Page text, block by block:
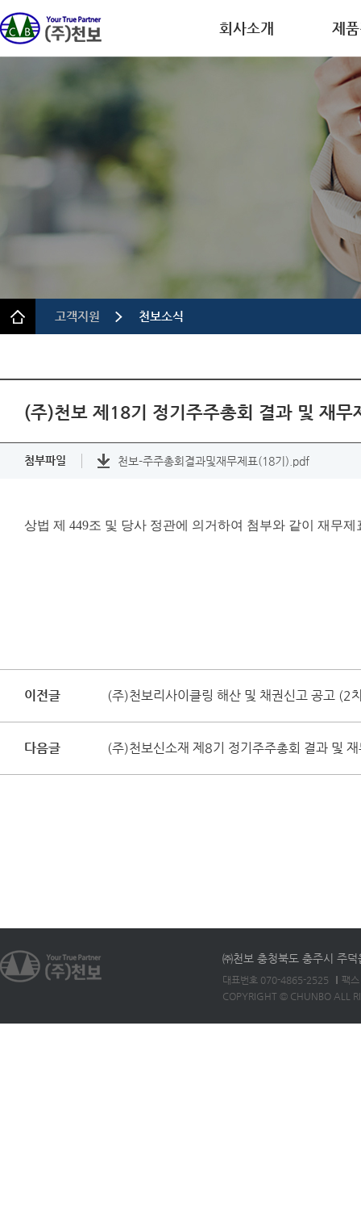
회사소개 제
디스플
반도
이차
의약
정밀
고객지원 천보소식
(주)천보 제18기 정기주주총회 결과 및 재무
첨부파일 천보-주주총회결과및재무제표(18기).pdf
상법 제 449조 및 당사 정관에 의거하여 첨부와 같이 재무
이전글 (주)천보리사이클링 해산 및 채권신고 공고 (2
다음글 (주)천보신소재 제8기 정기주주총회 결과 및
㈜천보 충청북도 충주시 주
대표번호 070-4865-2525
팩
COPYRIGHT © CHUNBO ALL